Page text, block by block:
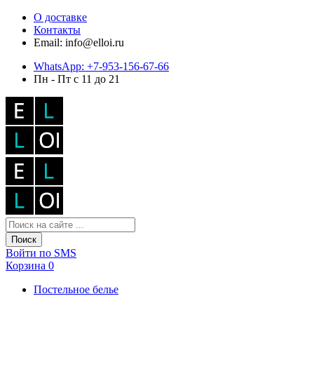
О доставке
Контакты
Email: info@elloi.ru
WhatsApp: +7-953-156-67-66
Пн - Пт с 11 до 21
Поиск
Войти по SMS
Корзина 0
Постельное белье